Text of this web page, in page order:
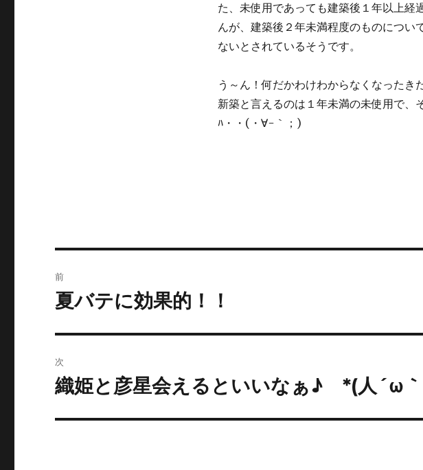
た、未使用であっても建築後１年以上経
んが、建築後２年未満程度のものについ
ないとされているそうです。
う～ん！何だかわけわからなくなった
新築と言えるのは１年未満の未使用で
ﾊ・・(・∀-｀；)
稿
ゲ
前
前
投
稿:
夏バテに効果的！！
次
次
投
織姫と彦星会えるといいなぁ♪ *(人´ω